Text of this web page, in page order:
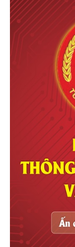
Điện Tử Điện Lạnh
Rẻ
Địa chỉ sửa tủ lạnh
sửa máy